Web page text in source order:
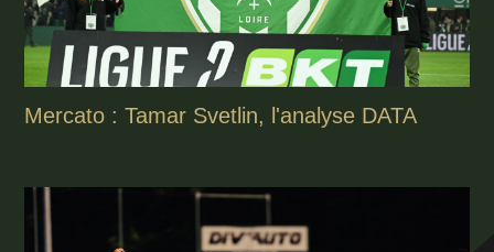
Mercato : Tamar Svetlin, l'analyse DATA